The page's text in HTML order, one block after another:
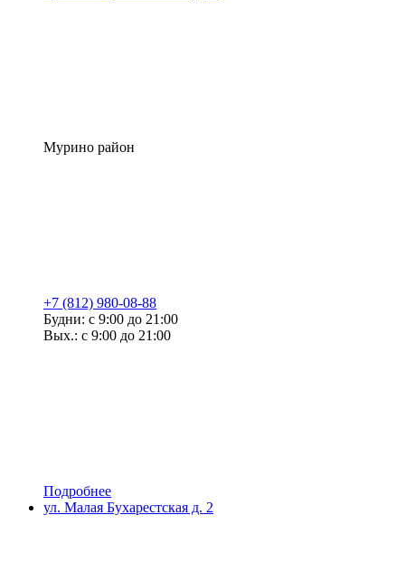
Мурино район
+7 (812) 980-08-88
Будни: с 9:00 до 21:00
Вых.: с 9:00 до 21:00
Подробнее
ул. Малая Бухарестская д. 2